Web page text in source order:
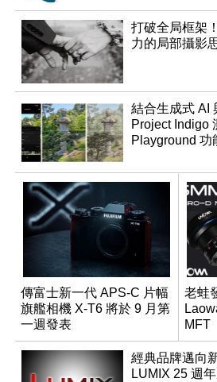
打破全局框架
力的局部攝影
結合生成式 AI
Project Indigo
Playground 功
傳富士新一代 APS-C 片幅
旗艦相機 X-T6 將於 9 月第
一週發表
老蛙
MFT
經典品牌邁向
LUMIX 25 週